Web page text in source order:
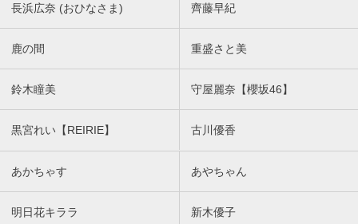
長浜広奈 (おひなさま) 齊藤早紀
鹿の間 重盛さと美
鈴木瞳美 守屋麗奈【櫻坂46】
黒宮れい【REIRIE】 古川優香
あかちゃす あやちゃん
明日花キララ 新木優子